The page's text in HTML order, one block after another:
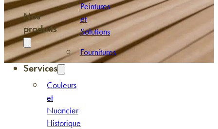
Nos
produits
Peintures
et
Solutions
Fournitures
Services
Couleurs
et
Nuancier
Historique